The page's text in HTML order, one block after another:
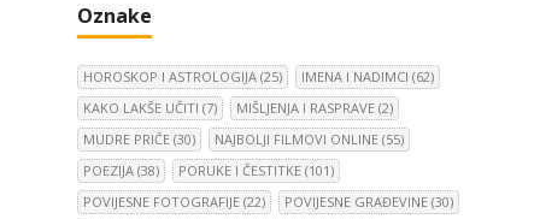
Oznake
HOROSKOP I ASTROLOGIJA (25) IMENA I NADIMCI (62)
KAKO LAKŠE UČITI (7) MIŠLJENJA I RASPRAVE (2)
MUDRE PRIČE (30) NAJBOLJI FILMOVI ONLINE (55)
POEZIJA (38) PORUKE I ČESTITKE (101)
POVIJESNE FOTOGRAFIJE (22) POVIJESNE GRAĐEVINE (30)